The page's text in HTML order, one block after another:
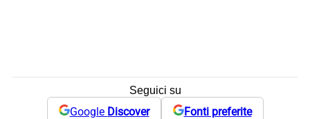
Seguici su
Google Discover Fonti preferite